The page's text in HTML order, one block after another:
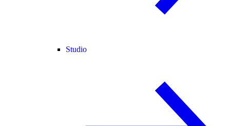
Studio